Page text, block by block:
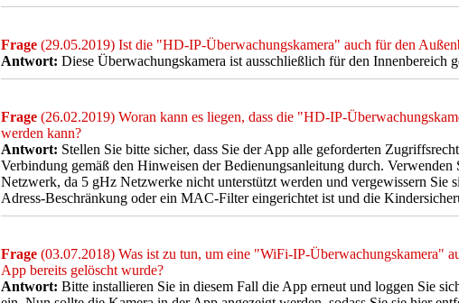
Frage (29.05.2019) Ist die "HD-IP-Überwachungskamera" auch für den
Antwort: Diese Überwachungskamera ist ausschließlich für den Innenbereich
Frage (26.02.2019) Woran kann es liegen, dass die "HD-IP-
werden kann?
Antwort: Stellen Sie bitte sicher, dass Sie der App alle geforderten
Verbindung gemäß den Hinweisen der Bedienungsanleitung durch.
Netzwerk, da 5 gHz Netzwerke nicht unterstützt werden und vergewissern Sie
Adress-Beschränkung oder ein MAC-Filter eingerichtet ist und die
Frage (03.07.2018) Was ist zu tun, um eine "WiFi-IP-Überwachungskamera"
App bereits gelöscht wurde?
Antwort: Bitte installieren Sie in diesem Fall die App erneut und loggen Sie